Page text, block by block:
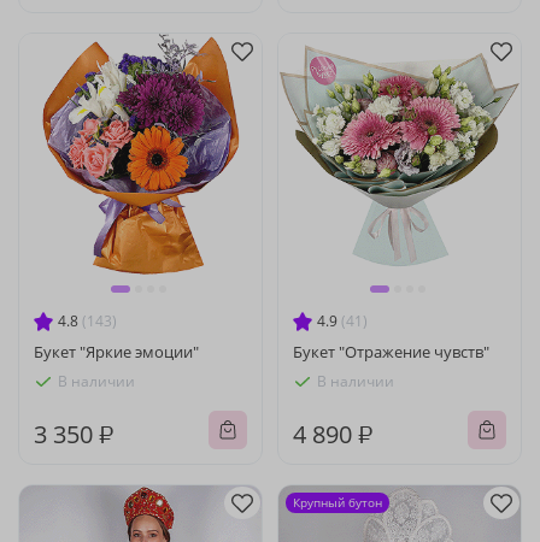
4.8 (143)
Букет "Яркие эмоции"
В наличии
3 350 ₽
4.9 (41)
Букет "Отражение чувств"
В наличии
4 890 ₽
Крупный бутон